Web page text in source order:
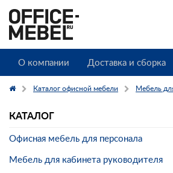
О компании Доставка и сборка
Каталог офисной мебели Мебель
КАТАЛОГ
Офисная мебель для персонала
Мебель для кабинета руководителя